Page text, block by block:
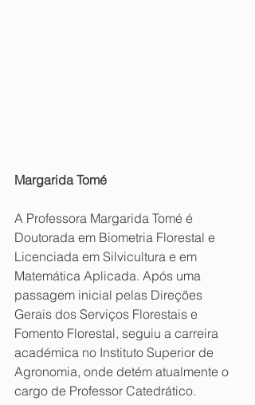
Margarida Tomé
A Professora Margarida Tomé é
Doutorada em Biometria Florestal e
Licenciada em Silvicultura e em
Matemática Aplicada. Após uma
passagem inicial pelas Direções
Gerais dos Serviços Florestais e
Fomento Florestal, seguiu a carreira
académica no Instituto Superior de
Agronomia, onde detém atualmente o
cargo de Professor Catedrático.